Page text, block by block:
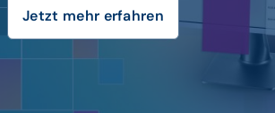
Jetzt mehr erfahren